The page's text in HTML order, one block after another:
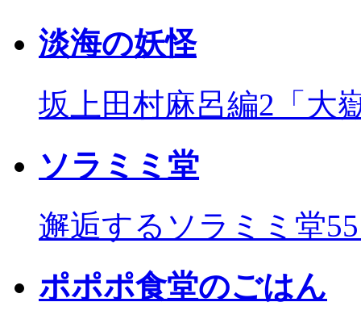
淡海の妖怪
坂上田村麻呂編2「大
ソラミミ堂
邂逅するソラミミ堂
ポポポ食堂のごはん